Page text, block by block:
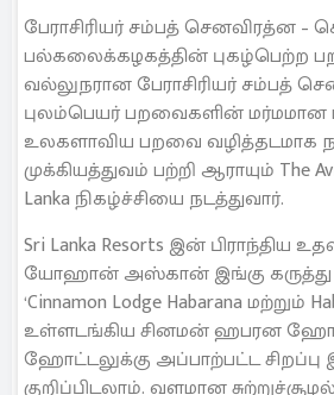
பேராசிரியர் சம்பத் செனவிரத்ன –
பல்கலைக்கழகத்தின் புகழ்பெற்ற
வல்லுநரான பேராசிரியர் சம்பத்
புலம்பெயர் பறவைகளின்
உலகளாவிய பறவை வழித்தடமாக
முக்கியத்துவம் பற்றி ஆராயும் The
Lanka நிகழ்ச்சியை நடத்துவார்.
Sri Lanka Resorts இன் பிராந்திய
யோஹான் அஸ்கான் இங்கு கருத்து
‘Cinnamon Lodge Habarana மற்றும்
உள்ளடங்கிய சினமன் ஹபரன
ஹோட்டலுக்கு அப்பாற்பட்ட சிறப்பு
குறிப்பிடலாம். வளமான